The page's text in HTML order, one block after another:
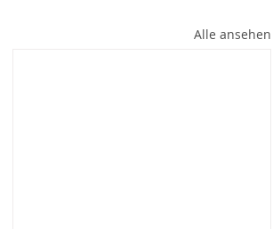
Alle ansehen